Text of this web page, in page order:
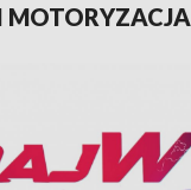
MOTORYZACJA